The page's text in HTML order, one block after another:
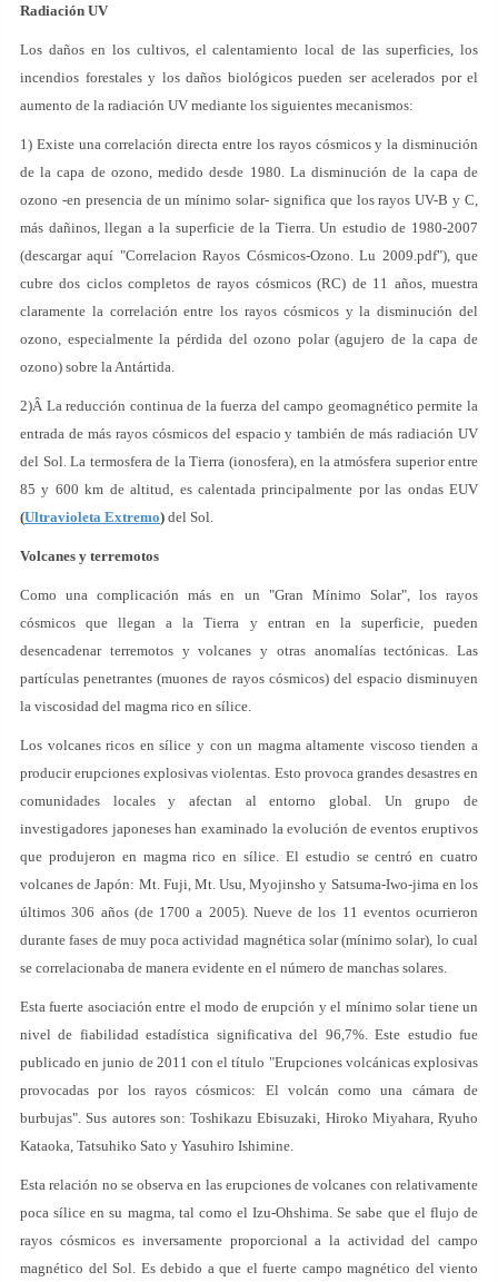
Radiación UV
Los daños en los cultivos, el calentamiento local de las superficies, los
incendios forestales y los daños biológicos pueden ser acelerados por el
aumento de la radiación UV mediante los siguientes mecanismos:
1) Existe una correlación directa entre los rayos cósmicos y la disminución
de la capa de ozono, medido desde 1980. La disminución de la capa de
ozono -en presencia de un mínimo solar- significa que los rayos UV-B y C,
más dañinos, llegan a la superficie de la Tierra. Un estudio de 1980-2007
(descargar aquí "Correlacion Rayos Cósmicos-Ozono. Lu 2009.pdf"), que
cubre dos ciclos completos de rayos cósmicos (RC) de 11 años, muestra
claramente la correlación entre los rayos cósmicos y la disminución del
ozono, especialmente la pérdida del ozono polar (agujero de la capa de
ozono) sobre la Antártida.
2)Â La reducción continua de la fuerza del campo geomagnético permite la
entrada de más rayos cósmicos del espacio y también de más radiación UV
del Sol. La termosfera de la Tierra (ionosfera), en la atmósfera superior entre
85 y 600 km de altitud, es calentada principalmente por las ondas EUV
(Ultravioleta Extremo) del Sol.
Volcanes y terremotos
Como una complicación más en un "Gran Mínimo Solar", los rayos
cósmicos que llegan a la Tierra y entran en la superficie, pueden
desencadenar terremotos y volcanes y otras anomalías tectónicas. Las
partículas penetrantes (muones de rayos cósmicos) del espacio disminuyen
la viscosidad del magma rico en sílice.
Los volcanes ricos en sílice y con un magma altamente viscoso tienden a
producir erupciones explosivas violentas. Esto provoca grandes desastres en
comunidades locales y afectan al entorno global. Un grupo de
investigadores japoneses han examinado la evolución de eventos eruptivos
que produjeron en magma rico en sílice. El estudio se centró en cuatro
volcanes de Japón: Mt. Fuji, Mt. Usu, Myojinsho y Satsuma-Iwo-jima en los
últimos 306 años (de 1700 a 2005). Nueve de los 11 eventos ocurrieron
durante fases de muy poca actividad magnética solar (mínimo solar), lo cual
se correlacionaba de manera evidente en el número de manchas solares.
Esta fuerte asociación entre el modo de erupción y el mínimo solar tiene un
nivel de fiabilidad estadística significativa del 96,7%. Este estudio fue
publicado en junio de 2011 con el título "Erupciones volcánicas explosivas
provocadas por los rayos cósmicos: El volcán como una cámara de
burbujas". Sus autores son: Toshikazu Ebisuzaki, Hiroko Miyahara, Ryuho
Kataoka, Tatsuhiko Sato y Yasuhiro Ishimine.
Esta relación no se observa en las erupciones de volcanes con relativamente
poca sílice en su magma, tal como el Izu-Ohshima. Se sabe que el flujo de
rayos cósmicos es inversamente proporcional a la actividad del campo
magnético del Sol. Es debido a que el fuerte campo magnético del viento